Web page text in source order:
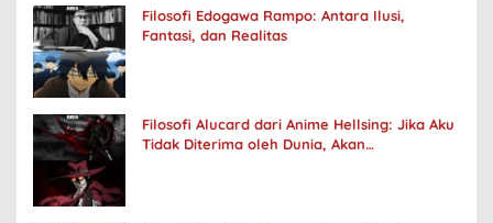
Filosofi Edogawa Rampo: Antara Ilusi,
Fantasi, dan Realitas
Filosofi Alucard dari Anime Hellsing: Jika Aku
Tidak Diterima oleh Dunia, Akan